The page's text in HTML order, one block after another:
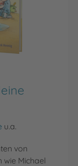
u.a.
von
wie Michael